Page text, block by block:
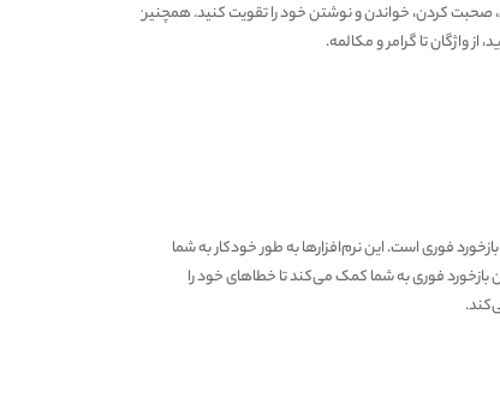
کردن، خواندن و نوشتن خود را تقویت کنید. همچنین،
از واژگان تا گرامر و مکالمه.
فوری است. این نرم‌افزارها به طور خودکار به شما
بازخورد فوری به شما کمک می‌کند تا خطاهای خود را